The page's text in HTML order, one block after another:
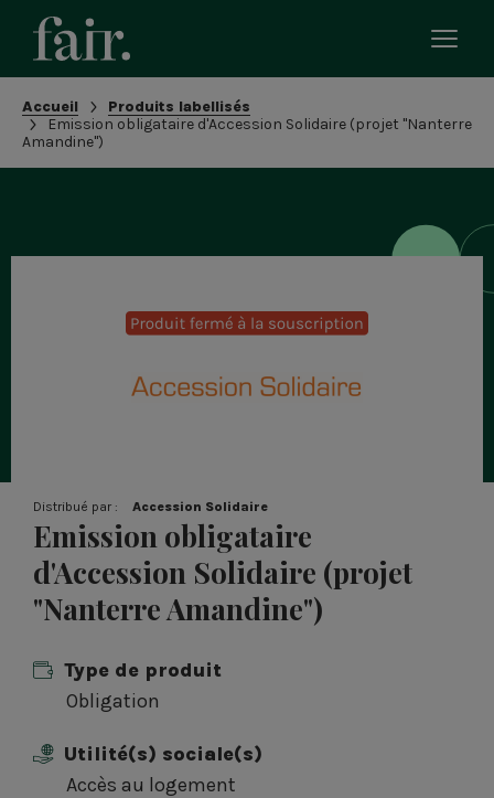
le
Fil
d'Ariane
Accueil
Produits labellisés
Emission obligataire d'Accession Solidaire (projet "Nanterre
Amandine")
Distribué par : Accession Solidaire
Emission obligataire
d'Accession Solidaire (projet
"Nanterre Amandine")
Type de produit
Obligation
Utilité(s) sociale(s)
Accès au logement